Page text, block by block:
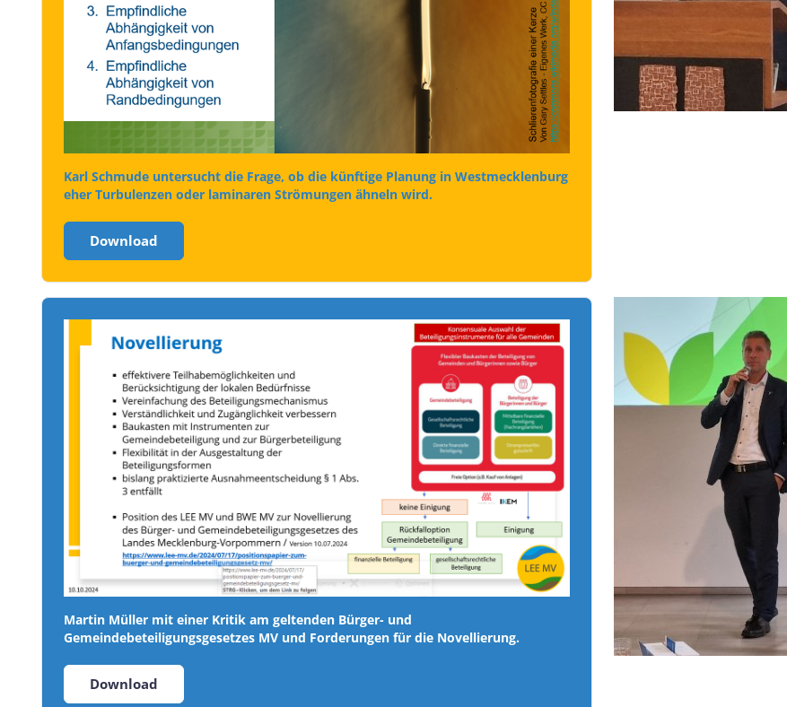
Karl Schmude untersucht die Frage, ob die künftige Planung in Westmecklenburg
eher Turbulenzen oder laminaren Strömungen ähneln wird.
Download
Martin Müller mit einer Kritik am geltenden Bürger- und
Gemeindebeteiligungsgesetzes MV und Forderungen für die Novellierung.
Download